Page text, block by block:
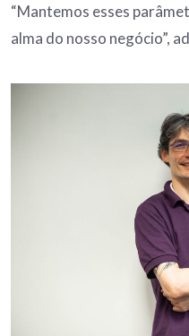
“Mantemos esses
alma do nosso negócio”,